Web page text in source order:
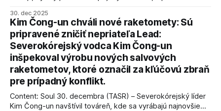
kľúčové pre úspešné dosiahnutie prímeria v Gaze. Agentúra
AFP informuje, že Trump vyjadril presvedčenie, že Izrael plní
podmienky dohody o prí
30. dec 2025
Kim Čong-un chváli nové raketomety: Sú
pripravené zničiť nepriateľa Lead:
Severokórejský vodca Kim Čong-un
inšpekoval výrobu nových salvových
raketometov, ktoré označil za kľúčovú zbraň
pre prípadný konflikt.
Content: Soul 30. decembra (TASR) – Severokórejský líder
Kim Čong-un navštívil továreň, kde sa vyrábajú najnovšie